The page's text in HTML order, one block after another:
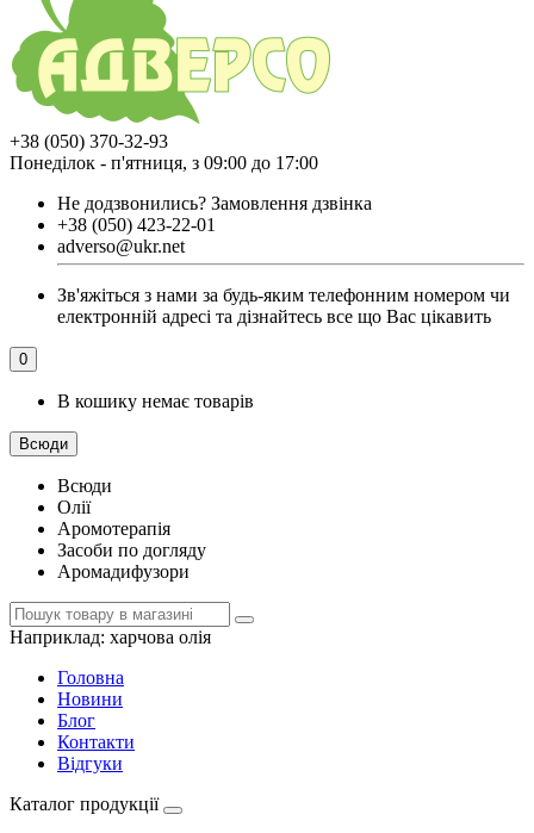
+38 (050) 370-32-93
Понеділок - п'ятниця, з 09:00 до 17:00
Не додзвонились? Замовлення дзвінка
+38 (050) 423-22-01
adverso@ukr.net
Зв'яжіться з нами за будь-яким телефонним номером чи
електронній адресі та дізнайтесь все що Вас цікавить
0
В кошику немає товарів
Всюди
Всюди
Олії
Аромотерапія
Засоби по догляду
Аромадифузори
Наприклад: харчова олія
Головна
Новини
Блог
Контакти
Відгуки
Каталог продукції